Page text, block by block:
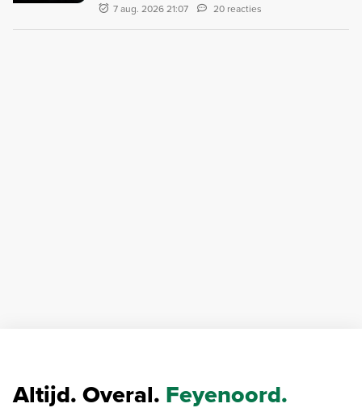
7 aug. 2026 21:07 20 reacties
Altijd. Overal. Feyenoord.